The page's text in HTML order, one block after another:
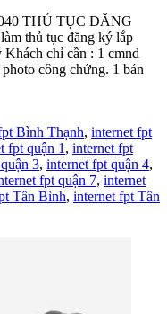
THỦ TỤC ĐĂNG
thủ tục đăng ký lắp
chỉ cần : 1 cmnd
công chứng. 1 bản
Bình Thạnh, internet fpt
fpt quận 1 , internet fpt
3, internet fpt quận 4,
fpt quận 7, internet
Tân Bình, internet fpt Tân